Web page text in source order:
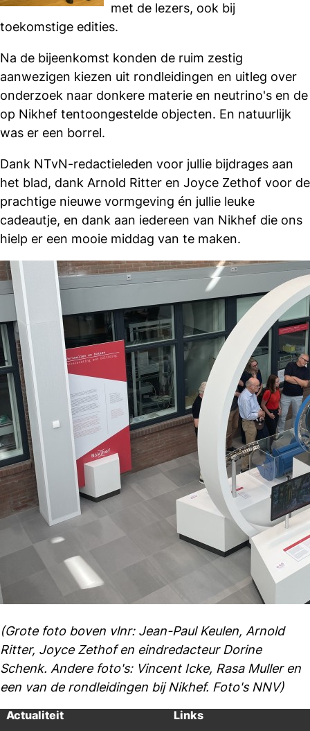
met de lezers, ook bij
toekomstige edities.
Na de bijeenkomst konden de ruim zestig
aanwezigen kiezen uit rondleidingen en uitleg over
onderzoek naar donkere materie en neutrino's en de
op Nikhef tentoongestelde objecten. En natuurlijk
was er een borrel.
Dank NTvN-redactieleden voor jullie bijdrages aan
het blad, dank Arnold Ritter en Joyce Zethof voor de
prachtige nieuwe vormgeving én jullie leuke
cadeautje, en dank aan iedereen van Nikhef die ons
hielp er een mooie middag van te maken.
(Grote foto boven vlnr: Jean-Paul Keulen, Arnold
Ritter, Joyce Zethof en eindredacteur Dorine
Schenk. Andere foto's: Vincent Icke, Rasa Muller en
een van de rondleidingen bij Nikhef. Foto's NNV)
Actualiteit Links